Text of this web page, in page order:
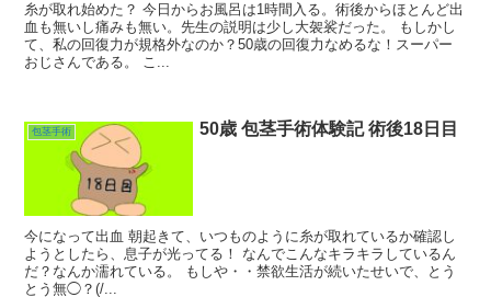
糸が取れ始めた？ 今日からお風呂は1時間入る。術後からほとんど出
血も無いし痛みも無い。先生の説明は少し大袈裟だった。 もしかし
て、私の回復力が規格外なのか？50歳の回復力なめるな！スーパー
おじさんである。 こ...
包茎手術 50歳 包茎手術体験記 術後18日目
今になって出血 朝起きて、いつものように糸が取れているか確認し
ようとしたら、息子が光ってる！ なんでこんなキラキラしているん
だ？なんか濡れている。 もしや・・禁欲生活が続いたせいで、とう
とう無◯？(/...